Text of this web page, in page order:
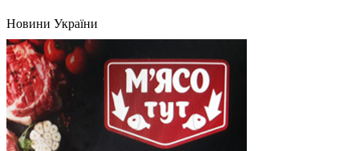
Новини України